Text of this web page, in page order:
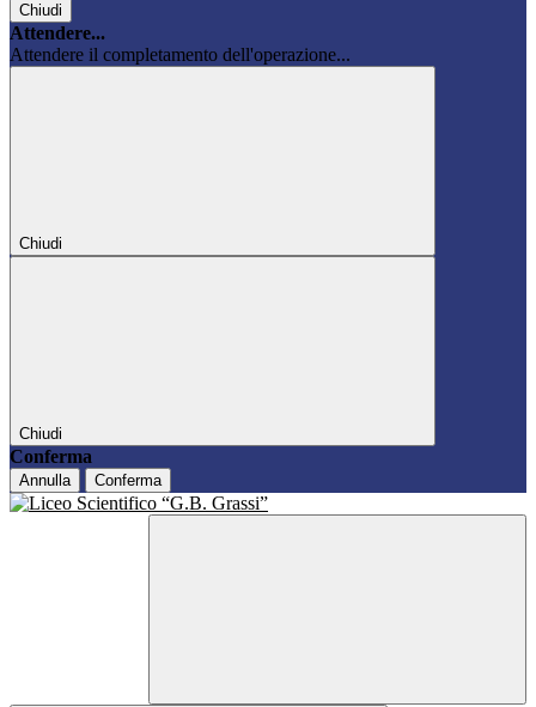
Chiudi
Attendere...
Attendere il completamento dell'operazione...
Chiudi
Chiudi
Conferma
Annulla Conferma